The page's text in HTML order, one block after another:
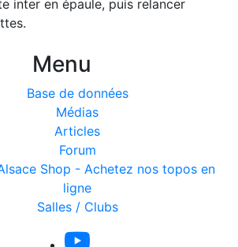
inter en épaule, puis relancer
Menu
Base de données
Médias
Articles
Forum
Shop - Achetez nos topos en
ligne
Salles / Clubs